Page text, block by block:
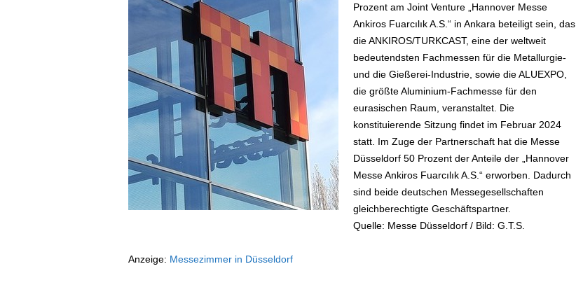
Prozent am Joint Venture „Hannover Messe
Ankiros Fuarcılık A.S.“ in Ankara beteiligt sein, das
die ANKIROS/TURKCAST, eine der weltweit
bedeutendsten Fachmessen für die Metallurgie-
und die Gießerei-Industrie, sowie die ALUEXPO,
die größte Aluminium-Fachmesse für den
eurasischen Raum, veranstaltet. Die
konstituierende Sitzung findet im Februar 2024
statt. Im Zuge der Partnerschaft hat die Messe
Düsseldorf 50 Prozent der Anteile der „Hannover
Messe Ankiros Fuarcılık A.S.“ erworben. Dadurch
sind beide deutschen Messegesellschaften
gleichberechtigte Geschäftspartner.
Quelle: Messe Düsseldorf / Bild: G.T.S.
Anzeige: Messezimmer in Düsseldorf